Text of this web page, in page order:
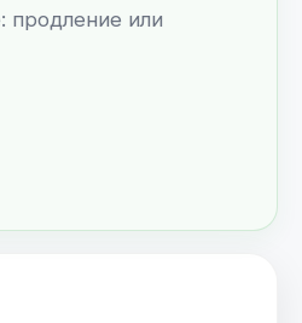
продление или